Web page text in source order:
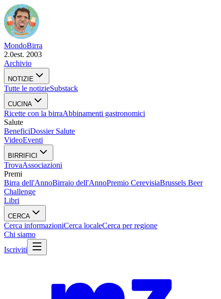
MondoBirra
2.0est. 2003
Archivio
NOTIZIE
Tutte le notizieSubstack
CUCINA
Ricette con la birraAbbinamenti gastronomici
Salute
BeneficiDossier Salute
VideoEventi
BIRRIFICI
TrovaAssociazioni
Premi
Birra dell'AnnoBirraio dell'AnnoPremio CerevisiaBrussels Beer
Challenge
Libri
CERCA
Cerca informazioniCerca localeCerca per regione
Chi siamo
Iscriviti